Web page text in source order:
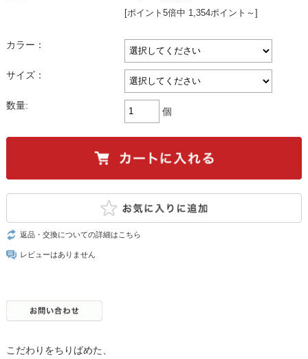
[ポイント5倍中 1,354ポイント～]
カラー：
サイズ：
数量:
個
返品・交換についての詳細はこちら
レビューはありません
こだわりをちりばめた、